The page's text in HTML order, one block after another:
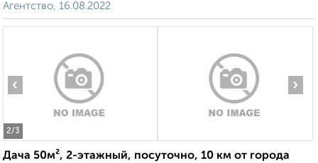
Агентство, 16.08.2022
2/3
‹ ›
Дача 50м², 2-этажный, посуточно, 10 км от города